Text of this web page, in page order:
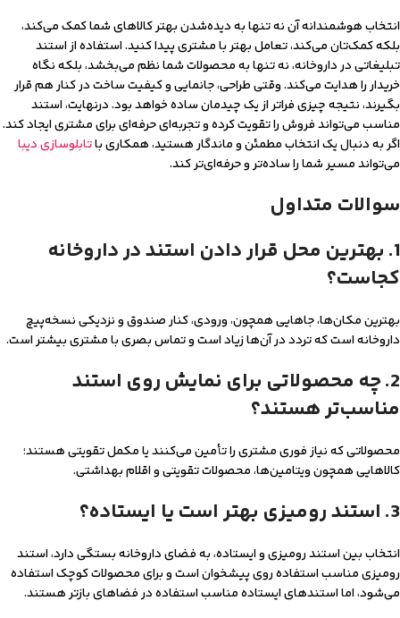
انتخاب هوشمندانه آن نه تنها به دیده‌شدن بهتر کالاهای شما کمک می‌کند،
بلکه کمک‌تان می‌کند، تعامل بهتر با مشتری پیدا کنید. استفاده از استند
تبلیغاتی در داروخانه، نه تنها به محصولات شما نظم می‌بخشد، بلکه نگاه
خریدار را هدایت می‌کند. وقتی طراحی، جانمایی و کیفیت ساخت در کنار هم قرار
بگیرند، نتیجه چیزی فراتر از یک چیدمان ساده خواهد بود. درنهایت، استند
مناسب می‌تواند فروش را تقویت کرده و تجربه‌ای حرفه‌ای برای مشتری ایجاد کند.
اگر به دنبال یک انتخاب مطمئن و ماندگار هستید، همکاری باتابلوسازی دیبا
می‌تواند مسیر شما را ساده‌تر و حرفه‌ای‌تر کند.
سوالات متداول
1. بهترین محل قرار دادن استند در داروخانه
کجاست؟
بهترین مکان‌ها، جاهایی همچون، ورودی، کنار صندوق و نزدیکی نسخه‌پیچ
داروخانه است که تردد در آن‌ها زیاد است و تماس بصری با مشتری بیشتر است.
2. چه محصولاتی برای نمایش روی استند
مناسب‌تر هستند؟
محصولاتی که نیاز فوری مشتری را تأمین می‌کنند یا مکمل تقویتی هستند؛
کالاهایی همچون ویتامین‌ها، محصولات تقویتی و اقلام بهداشتی.
3. استند رومیزی بهتر است یا ایستاده؟
انتخاب بین استند رومیزی و ایستاده، به فضای داروخانه بستگی دارد، استند
رومیزی مناسب استفاده روی پیشخوان است و برای محصولات کوچک استفاده
می‌شود، اما استندهای ایستاده مناسب استفاده در فضاهای بازتر هستند.